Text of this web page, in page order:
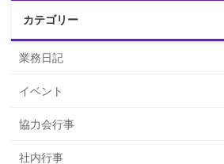
カテゴリー
業務日記
イベント
協力会行事
社内行事